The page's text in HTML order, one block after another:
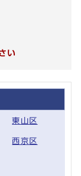
い
東山区
西京区